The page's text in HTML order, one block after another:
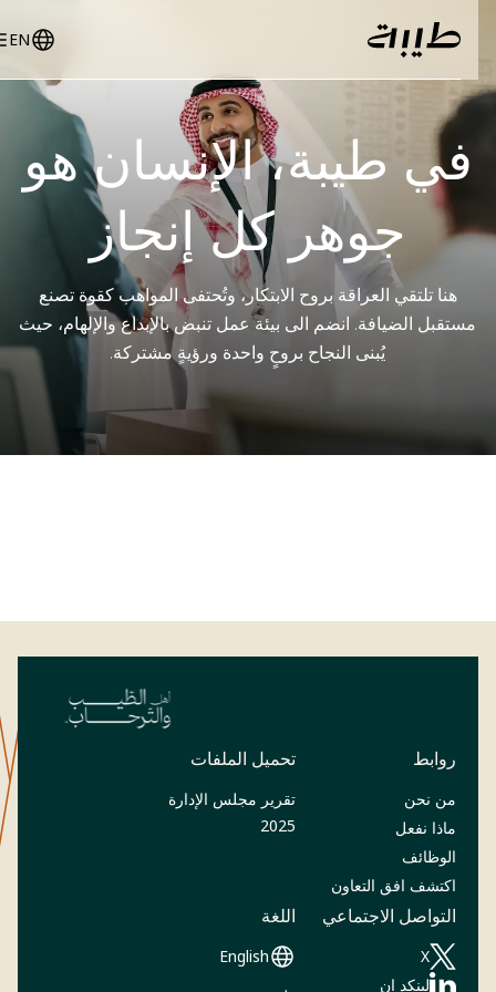
EN
في طيبة، الإنسان هو
جوهر كل إنجاز
هنا تلتقي العراقة بروح الابتكار، وتُحتفى المواهب كقوة تصنع
مستقبل الضيافة. انضم الى بيئة عمل تنبض بالإبداع والإلهام، حيث
يُبنى النجاح بروحٍ واحدة ورؤيةٍ مشتركة.
روابط
من نحن
ماذا نفعل
الوظائف
اكتشف افق التعاون
تحميل الملفات
تقرير مجلس الإدارة
2025
(Opens in a new tab)
التواصل الاجتماعي
‎X
اللغة
English